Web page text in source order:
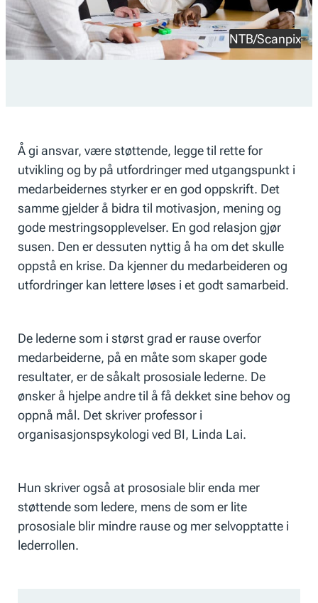
NTB/Scanpix
Å gi ansvar, være støttende, legge til rette for
utvikling og by på utfordringer med utgangspunkt i
medarbeidernes styrker er en god oppskrift. Det
samme gjelder å bidra til motivasjon, mening og
gode mestringsopplevelser. En god relasjon gjør
susen. Den er dessuten nyttig å ha om det skulle
oppstå en krise. Da kjenner du medarbeideren og
utfordringer kan lettere løses i et godt samarbeid.
De lederne som i størst grad er rause overfor
medarbeiderne, på en måte som skaper gode
resultater, er de såkalt prososiale lederne. De
ønsker å hjelpe andre til å få dekket sine behov og
oppnå mål. Det skriver professor i
organisasjonspsykologi ved BI, Linda Lai.
Hun skriver også at prososiale blir enda mer
støttende som ledere, mens de som er lite
prososiale blir mindre rause og mer selvopptatte i
lederrollen.